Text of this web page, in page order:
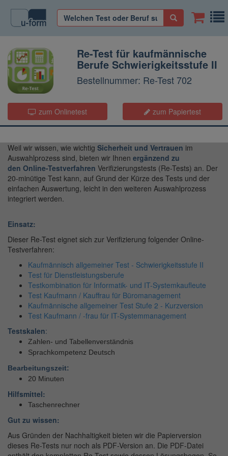
Re-Test für kaufmännische
Berufe Schwierigkeitsstufe II
Bestellnummer: Re-Test 702
zum Onlinetest zum Papiertest
Weil wir wissen, wie wichtig Sicherheit und Vertrauen im
Auswahlprozess sind, bieten wir Ihnen ergänzend zu
den Online-Testverfahren Verifizierungstests (Re-Tests) an. Der
20-minütige Test kann, auf Grund der Kürze des Tests und der
einfachen Auswertung, leicht in den weiteren Auswahlprozess
integriert werden.
Einsatz:
Dieser Re-Test eignet sich zur Verifizierung folgender Online-
Testverfahren:
Kaufmännisch allgemeiner Test - Schwierigkeitsstufe II
Test für Dienstleistungsberufe
Testkombination für Informatik- und IT-Systemkaufleute
Test Kaufmann / Kauffrau für Büromanagement
Kaufmännische allgemeiner Test Stufe 2 - Kurzversion
Test Kaufmann / -frau für IT-Systemmanagement
Testskalen:
Zahlen- und Tabellenverständnis
Sprachkompetenz Deutsch
Bearbeitungszeit:
20 Minuten
Hilfsmittel:
Taschenrechner
Gut zu wissen:
Aus Gründen der Nachhaltigkeit bieten wir die Papierversion
dieses Re-Tests nur noch als PDF-Version an. Die PDF-Datei